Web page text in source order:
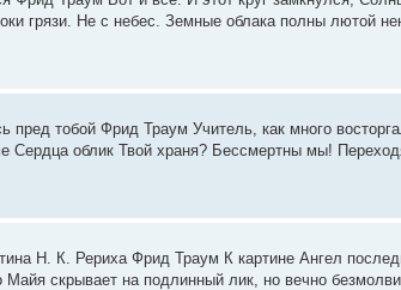
грязи. Не с небес. Земные облака полны лютой
пред тобой Фрид Траум Учитель, как много
облик Твой храня? Бессмертны мы!
Н. К. Рериха Фрид Траум К картине Ангел
скрывает на подлинный лик, но вечно